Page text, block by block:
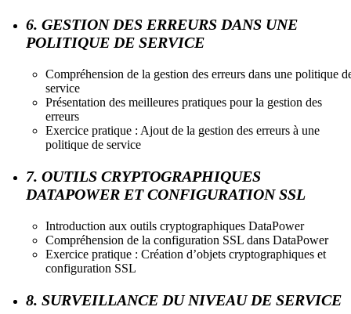
6. GESTION DES ERREURS DANS UNE
POLITIQUE DE SERVICE
Compréhension de la gestion des erreurs dans une politique
service
Présentation des meilleures pratiques pour la gestion des
erreurs
Exercice pratique : Ajout de la gestion des erreurs à une
politique de service
7. OUTILS CRYPTOGRAPHIQUES
DATAPOWER ET CONFIGURATION SSL
Introduction aux outils cryptographiques DataPower
Compréhension de la configuration SSL dans DataPower
Exercice pratique : Création d’objets cryptographiques et
configuration SSL
8. SURVEILLANCE DU NIVEAU DE SERVICE